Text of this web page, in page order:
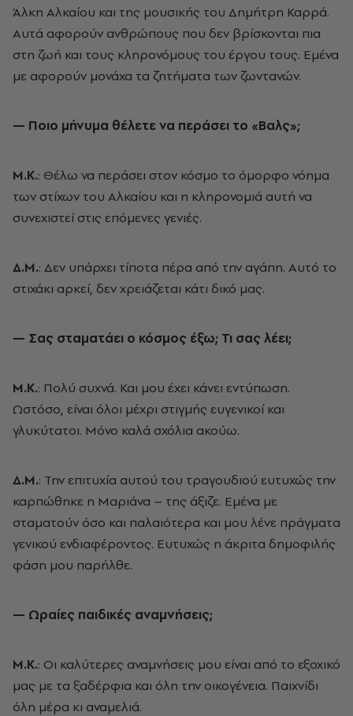
Άλκη Αλκαίου και της μουσικής του Δημήτρη Καρρά.
Αυτά αφορούν ανθρώπους που δεν βρίσκονται πια
στη ζωή και τους κληρονόμους του έργου τους. Εμένα
με αφορούν μονάχα τα ζητήματα των ζωντανών.
— Ποιο μήνυμα θέλετε να περάσει το «Βαλς»;
Μ.Κ.: Θέλω να περάσει στον κόσμο το όμορφο νόημα
των στίχων του Αλκαίου και η κληρονομιά αυτή να
συνεχιστεί στις επόμενες γενιές.
Δ.Μ.: Δεν υπάρχει τίποτα πέρα από την αγάπη. Αυτό το
στιχάκι αρκεί, δεν χρειάζεται κάτι δικό μας.
— Σας σταματάει ο κόσμος έξω; Τι σας λέει;
Μ.Κ.: Πολύ συχνά. Και μου έχει κάνει εντύπωση.
Ωστόσο, είναι όλοι μέχρι στιγμής ευγενικοί και
γλυκύτατοι. Μόνο καλά σχόλια ακούω.
Δ.Μ.: Την επιτυχία αυτού του τραγουδιού ευτυχώς την
καρπώθηκε η Μαριάνα – της άξιζε. Εμένα με
σταματούν όσο και παλαιότερα και μου λένε πράγματα
γενικού ενδιαφέροντος. Ευτυχώς η άκριτα δημοφιλής
φάση μου παρήλθε.
— Ωραίες παιδικές αναμνήσεις;
Μ.Κ.: Οι καλύτερες αναμνήσεις μου είναι από το εξοχικό
μας με τα ξαδέρφια και όλη την οικογένεια. Παιχνίδι
όλη μέρα κι αναμελιά.